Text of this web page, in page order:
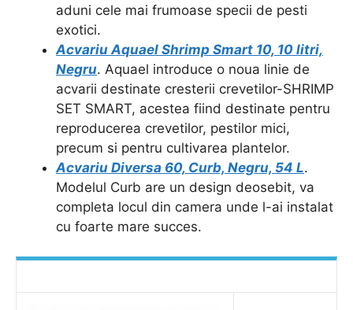
aduni cele mai frumoase specii de pesti
exotici.
Acvariu Aquael Shrimp Smart 10, 10 litri,
Negru. Aquael introduce o noua linie de
acvarii destinate cresterii crevetilor-SHRIMP
SET SMART, acestea fiind destinate pentru
reproducerea crevetilor, pestilor mici,
precum si pentru cultivarea plantelor.
Acvariu Diversa 60, Curb, Negru, 54 L.
Modelul Curb are un design deosebit, va
completa locul din camera unde l-ai instalat
cu foarte mare succes.